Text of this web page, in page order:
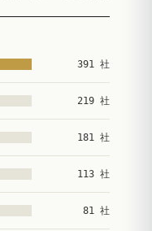
391 社
219 社
181 社
113 社
81 社